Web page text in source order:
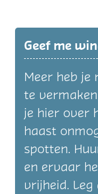
Geef me
Meer heb je
te
je hier over
haast
spotten.
en ervaar
vrijheid. Leg